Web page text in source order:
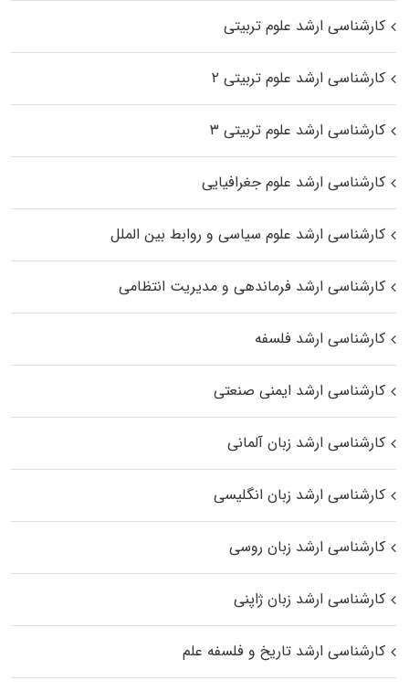
کارشناسی ارشد علوم تربیتی
کارشناسی ارشد علوم تربیتی ۲
کارشناسی ارشد علوم تربیتی ۳
کارشناسی ارشد علوم جغرافیایی
کارشناسی ارشد علوم سیاسی و روابط بین الملل
کارشناسی ارشد فرماندهی و مدیریت انتظامی
کارشناسی ارشد فلسفه
کارشناسی ارشد ایمنی صنعتی
کارشناسی ارشد زبان آلمانی
کارشناسی ارشد زبان انگلیسی
کارشناسی ارشد زبان روسی
کارشناسی ارشد زبان ژاپنی
کارشناسی ارشد تاریخ و فلسفه علم